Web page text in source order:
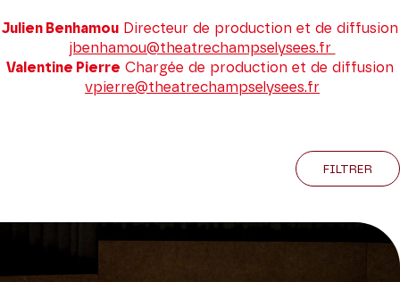
Julien Benhamou Directeur de production et de diffusion
jbenhamou@theatrechampselysees.fr
Valentine Pierre Chargée de production et de diffusion
vpierre@theatrechampselysees.fr
FILTRER